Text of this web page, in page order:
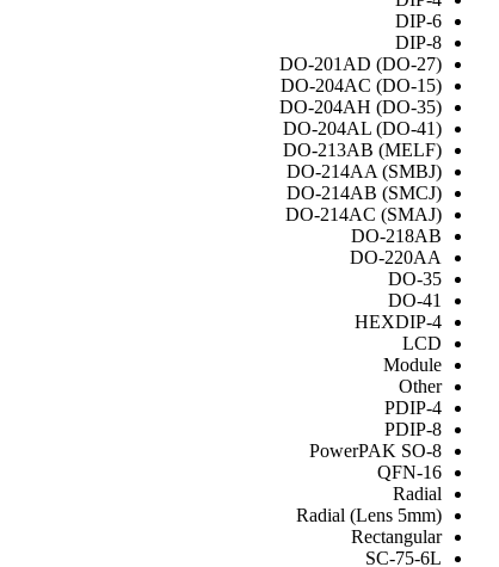
DIP-6
DIP-8
DO-201AD (DO-27)
DO-204AC (DO-15)
DO-204AH (DO-35)
DO-204AL (DO-41)
DO-213AB (MELF)
DO-214AA (SMBJ)
DO-214AB (SMCJ)
DO-214AC (SMAJ)
DO-218AB
DO-220AA
DO-35
DO-41
HEXDIP-4
LCD
Module
Other
PDIP-4
PDIP-8
PowerPAK SO-8
QFN-16
Radial
Radial (Lens 5mm)
Rectangular
SC-75-6L